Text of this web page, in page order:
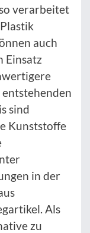
verarbeitet
auch
Einsatz
sind
Kunststoffe
in der
Als
zu